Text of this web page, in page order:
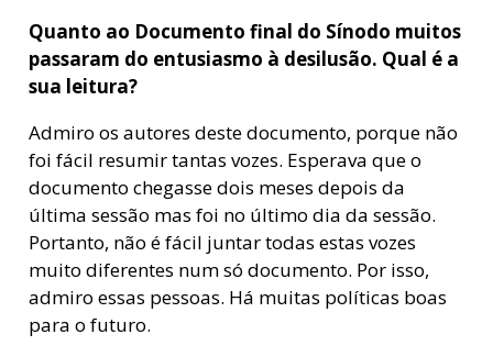
Quanto ao Documento final do Sínodo muitos
passaram do entusiasmo à desilusão. Qual é a
sua leitura?
Admiro os autores deste documento, porque não
foi fácil resumir tantas vozes. Esperava que o
documento chegasse dois meses depois da
última sessão mas foi no último dia da sessão.
Portanto, não é fácil juntar todas estas vozes
muito diferentes num só documento. Por isso,
admiro essas pessoas. Há muitas políticas boas
para o futuro.